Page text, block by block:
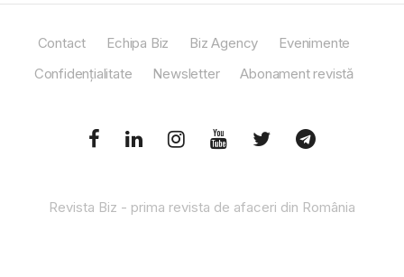
Contact Echipa Biz Biz Agency
Evenimente
Confidențialitate
Newsletter Abonament revistă
Revista Biz - prima revista de afaceri din România